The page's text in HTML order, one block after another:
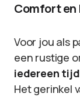
Comfort en
Voor jou als
een rustige
iedereen
Het gerinkel